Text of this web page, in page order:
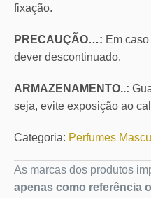
fixação.
PRECAUÇÃO…: Em
dever descontinuado.
ARMAZENAMENTO..:
seja, evite exposição ao
Categoria: Perfumes
As marcas dos produtos
apenas como referência